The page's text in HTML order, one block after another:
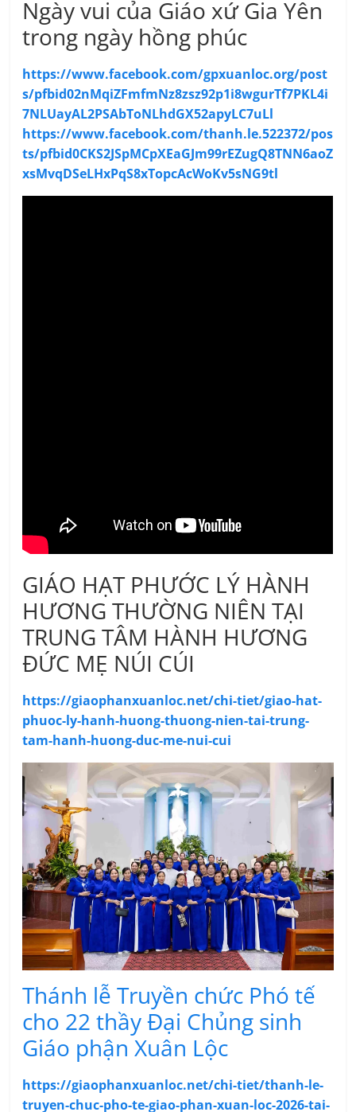
Ngày vui của Giáo xứ Gia Yên
trong ngày hồng phúc
https://www.facebook.com/gpxuanloc.org/post
s/pfbid02nMqiZFmfmNz8zsz92p1i8wgurTf7PKL4i
7NLUayAL2PSAbToNLhdGX52apyLC7uLl
https://www.facebook.com/thanh.le.522372/pos
ts/pfbid0CKS2JSpMCpXEaGJm99rEZugQ8TNN6aoZ
xsMvqDSeLHxPqS8xTopcAcWoKv5sNG9tl
GIÁO HẠT PHƯỚC LÝ HÀNH
HƯƠNG THƯỜNG NIÊN TẠI
TRUNG TÂM HÀNH HƯƠNG
ĐỨC MẸ NÚI CÚI
https://giaophanxuanloc.net/chi-tiet/giao-hat-
phuoc-ly-hanh-huong-thuong-nien-tai-trung-
tam-hanh-huong-duc-me-nui-cui
Thánh lễ Truyền chức Phó tế
cho 22 thầy Đại Chủng sinh
Giáo phận Xuân Lộc
https://giaophanxuanloc.net/chi-tiet/thanh-le-
truyen-chuc-pho-te-giao-phan-xuan-loc-2026-tai-